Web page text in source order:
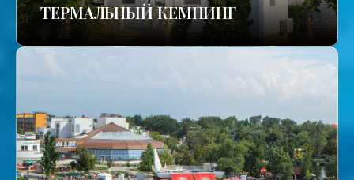
ТЕРМАЛЬНЫЙ КЕМПИНГ